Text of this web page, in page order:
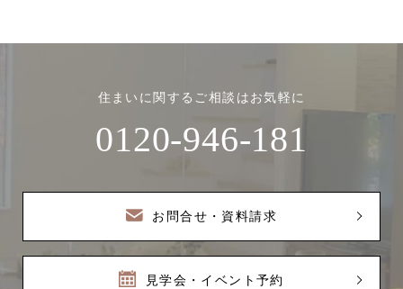
住まいに関するご相談はお気軽に
0120-946-181
お問合せ・資料請求
見学会・イベント予約